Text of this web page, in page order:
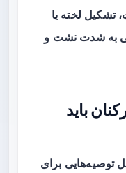
تشکیل لخته یا
به شدت نشت و
باید
توصیه‌هایی برای